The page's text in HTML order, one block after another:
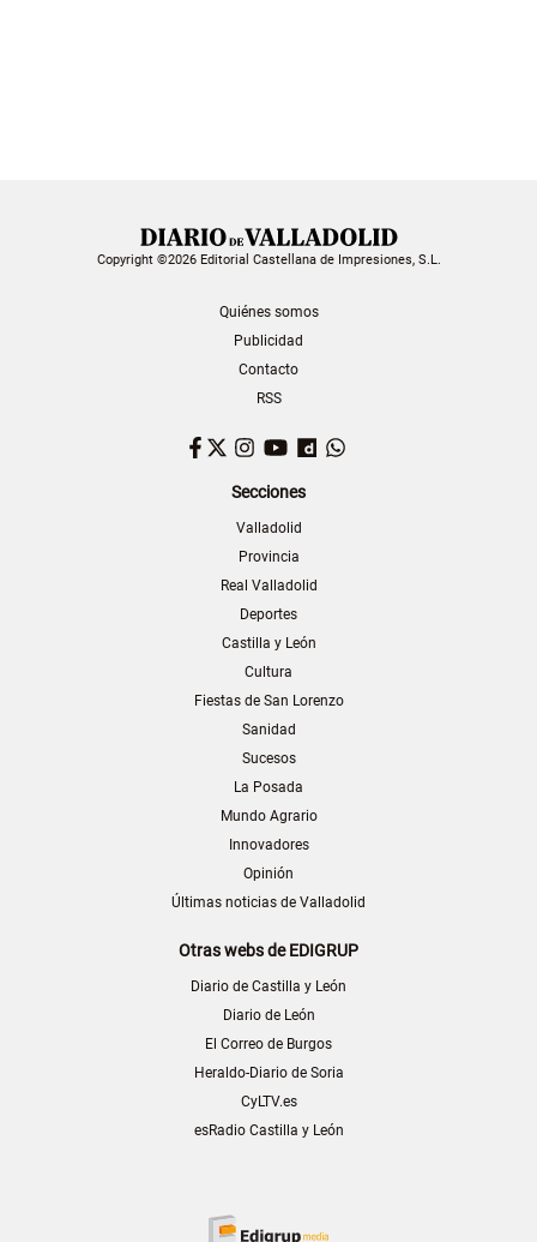
Copyright ©2026 Editorial Castellana de Impresiones, S.L.
Quiénes somos
Publicidad
Contacto
RSS
Facebook
TwitterInstagram
YouTubeDailymotion
Secciones
Valladolid
Provincia
Real Valladolid
Deportes
Castilla y León
Cultura
Fiestas de San Lorenzo
Sanidad
Sucesos
La Posada
Mundo Agrario
Innovadores
Opinión
Últimas noticias de Valladolid
Otras webs de EDIGRUP
Diario de Castilla y León
Diario de León
El Correo de Burgos
Heraldo-Diario de Soria
CyLTV.es
esRadio Castilla y León